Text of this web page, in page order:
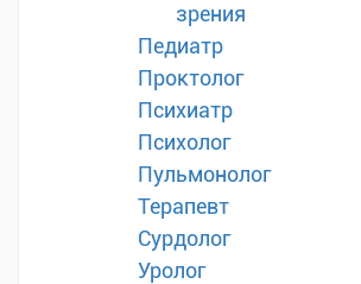
зрения
Педиатр
Проктолог
Психиатр
Психолог
Пульмонолог
Терапевт
Сурдолог
Уролог